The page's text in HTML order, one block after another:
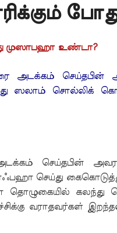
முஸாபஹா உண்டா?
அடக்கம் செய்தபின்
ஸலாம் சொல்லிக்
செய்தபின்
செய்து
தொழுகையில்
வராதவர்கள்